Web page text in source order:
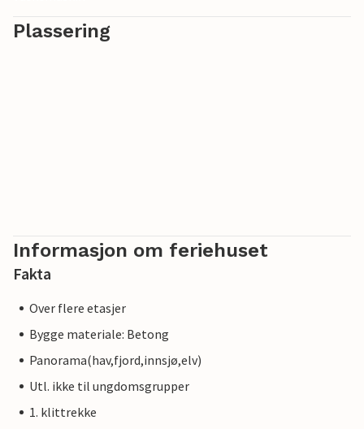
Gled deg til en vellykket ferie med den beste beliggenheten
ved havet!
Plassering
Informasjon om feriehuset
Fakta
Over flere etasjer
Bygge materiale: Betong
Panorama(hav,fjord,innsjø,elv)
Utl. ikke til ungdomsgrupper
1. klittrekke